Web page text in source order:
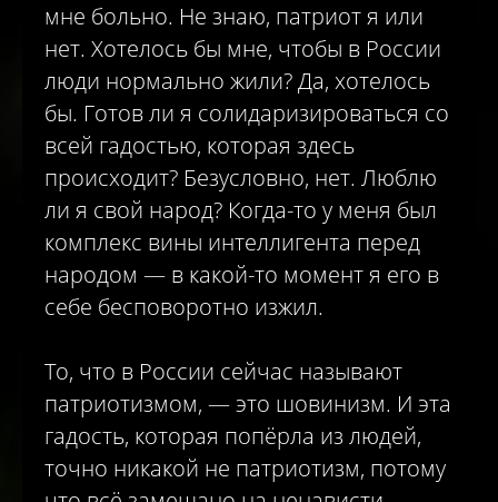
мне больно. Не знаю, патриот я или
нет. Хотелось бы мне, чтобы в России
люди нормально жили? Да, хотелось
бы. Готов ли я солидаризироваться со
всей гадостью, которая здесь
происходит? Безусловно, нет. Люблю
ли я свой народ? Когда-то у меня был
комплекс вины интеллигента перед
народом — в какой-то момент я его в
себе бесповоротно изжил.
То, что в России сейчас называют
патриотизмом, — это шовинизм. И эта
гадость, которая попёрла из людей,
точно никакой не патриотизм, потому